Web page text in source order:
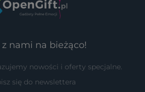
z nami na bieżąco!
nowości i oferty specjalne.
się do newslettera